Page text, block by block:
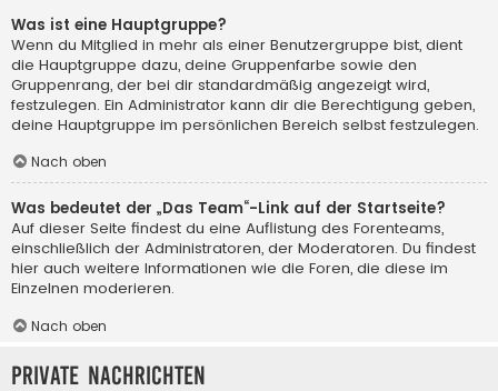
Was ist eine Hauptgruppe?
Wenn du Mitglied in mehr als einer Benutzergruppe bist, dient
die Hauptgruppe dazu, deine Gruppenfarbe sowie den
Gruppenrang, der bei dir standardmäßig angezeigt wird,
festzulegen. Ein Administrator kann dir die Berechtigung geben,
deine Hauptgruppe im persönlichen Bereich selbst festzulegen.
Nach oben
Was bedeutet der „Das Team“-Link auf der Startseite?
Auf dieser Seite findest du eine Auflistung des Forenteams,
einschließlich der Administratoren, der Moderatoren. Du findest
hier auch weitere Informationen wie die Foren, die diese im
Einzelnen moderieren.
Nach oben
Private Nachrichten